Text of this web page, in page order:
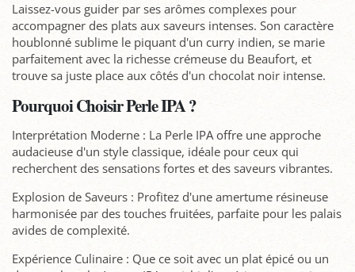
Laissez-vous guider par ses arômes complexes pour
accompagner des plats aux saveurs intenses. Son caractère
houblonné sublime le piquant d'un curry indien, se marie
parfaitement avec la richesse crémeuse du Beaufort, et
trouve sa juste place aux côtés d'un chocolat noir intense.
Pourquoi Choisir Perle IPA ?
Interprétation Moderne : La Perle IPA offre une approche
audacieuse d'un style classique, idéale pour ceux qui
recherchent des sensations fortes et des saveurs vibrantes.
Explosion de Saveurs : Profitez d'une amertume résineuse
harmonisée par des touches fruitées, parfaite pour les palais
avides de complexité.
Expérience Culinaire : Que ce soit avec un plat épicé ou un